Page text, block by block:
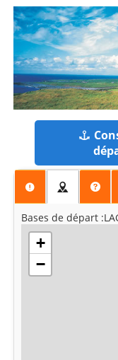
Bases de départ
+
−